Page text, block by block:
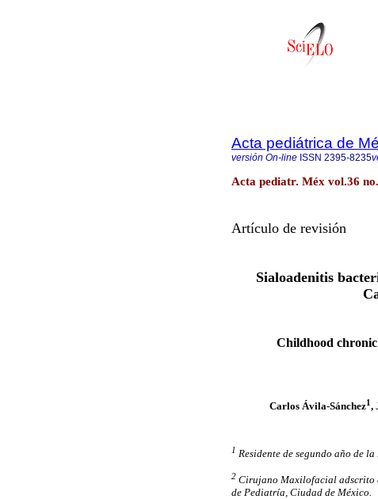
Acta pediátrica de
versión On-line ISSN 2395-8235
Acta pediatr. Méx vol.36
Artículo de revisión
Sialoadenitis
Childhood
Carlos Ávila-Sánchez1,
1 Residente de segundo año de
2 Cirujano Maxilofacial adscrito
de Pediatría, Ciudad de México.